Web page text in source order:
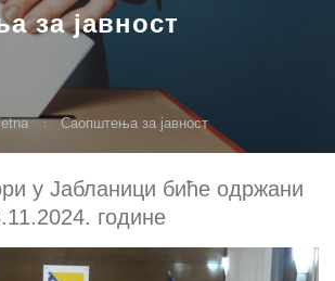
за јавност
Саопштења за јавност
у Јабланици биће одржани
године